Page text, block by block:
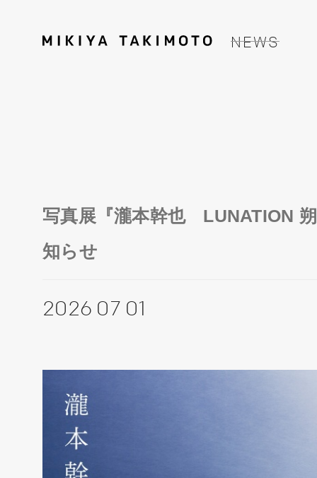
NEWS
写真展『瀧本幹也 LUNATION
知らせ
2026 07 01